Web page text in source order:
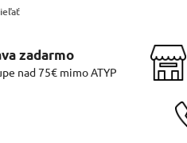
zadarmo
nad 75€ mimo ATYP